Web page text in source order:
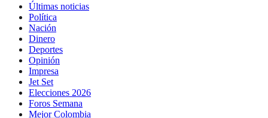
Últimas noticias
Política
Nación
Dinero
Deportes
Opinión
Impresa
Jet Set
Elecciones 2026
Foros Semana
Mejor Colombia